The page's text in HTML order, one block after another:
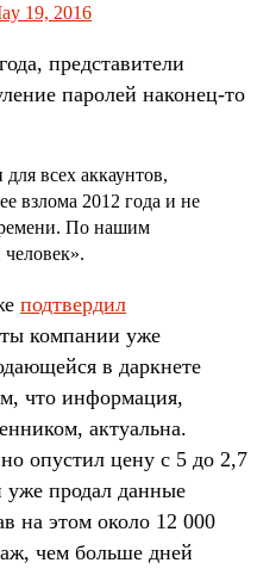
19, 2016
представители
паролей наконец-то
всех аккаунтов,
взлома 2012 года и не
По нашим
подтвердил
компании уже
в даркнете
что информация,
актуальна.
опустил цену с 5 до 2,7
уже продал данные
на этом около 12 000
чем больше дней